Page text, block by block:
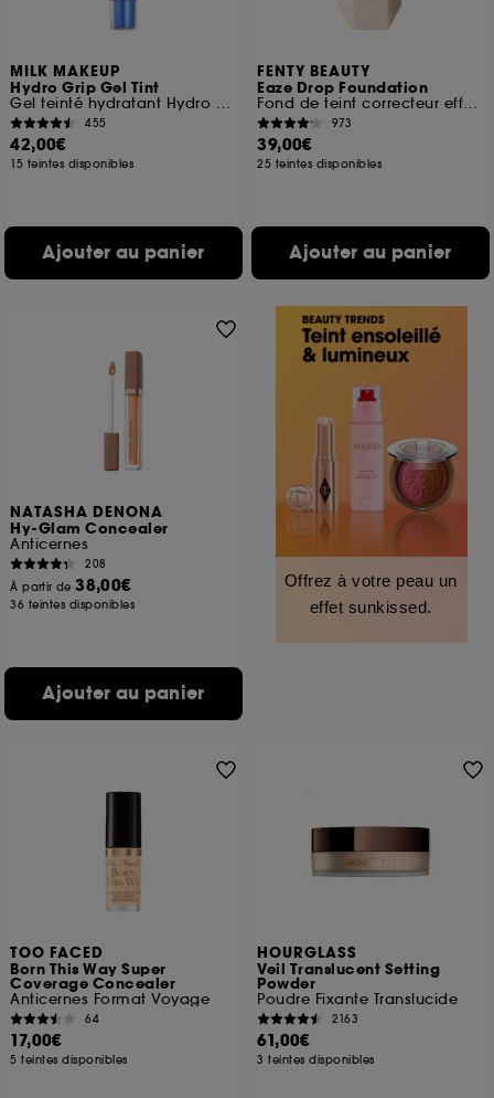
MILK MAKEUP
Hydro Grip Gel Tint
Gel teinté hydratant Hydro Grip 12 heures
455
42,00€
15 teintes disponibles
Ajouter au panier
FENTY BEAUTY
Eaze Drop Foundation
Fond de teint correcteur effet flouté
973
39,00€
25 teintes disponibles
Ajouter au panier
NATASHA DENONA
Hy-Glam Concealer
Anticernes
208
À partir de38,00€
36 teintes disponibles
Ajouter au panier
Offrez à votre peau un
effet sunkissed.
TOO FACED
Born This Way Super
Coverage Concealer
Anticernes Format Voyage
64
17,00€
5 teintes disponibles
HOURGLASS
Veil Translucent Setting
Powder
Poudre Fixante Translucide
2163
61,00€
3 teintes disponibles